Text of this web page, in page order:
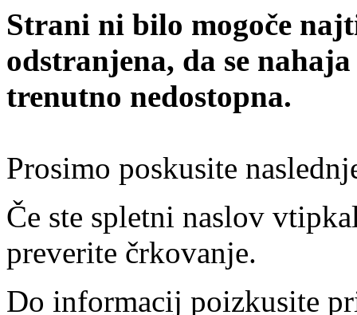
Strani ni bilo mogoče
odstranjena, da se
trenutno nedostopna.
Prosimo poskusite
Če ste spletni naslov
preverite črkovanje.
Do informacij poizkusite